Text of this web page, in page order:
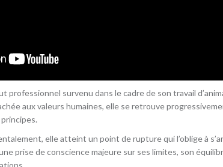
professionnel survenu dans le cadre de son travail
aux valeurs humaines, elle se retrouve
elle atteint un point de rupture qui l’oblige à
prise de conscience majeure sur ses limites, son